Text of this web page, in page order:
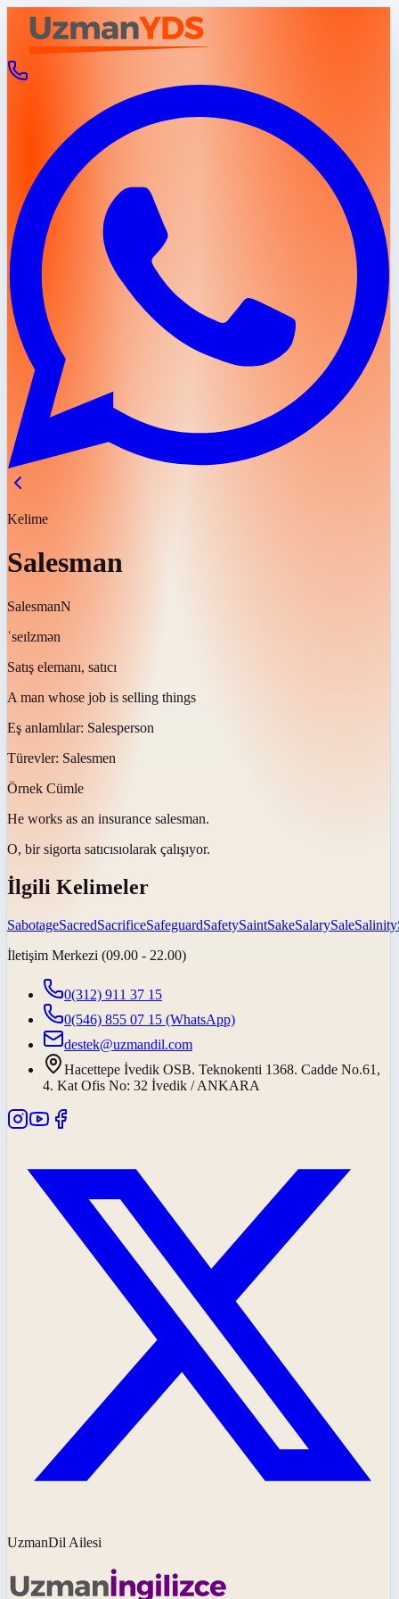
Kelime
Salesman
SalesmanN
ˈseɪlzmən
Satış elemanı, satıcı
A man whose job is selling things
Eş anlamlılar: Salesperson
Türevler: Salesmen
Örnek Cümle
He works as an insurance salesman.
O, bir sigorta satıcısıolarak çalışıyor.
İlgili Kelimeler
SabotageSacredSacrificeSafeguardSafetySaintSakeSalarySaleSalinity
İletişim Merkezi (09.00 - 22.00)
0(312) 911 37 15
0(546) 855 07 15 (WhatsApp)
destek@uzmandil.com
Hacettepe İvedik OSB. Teknokenti 1368. Cadde No.61,
4. Kat Ofis No: 32 İvedik / ANKARA
UzmanDil Ailesi